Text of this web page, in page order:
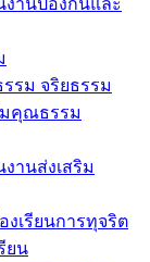
งานป้องกันและ
รม จริยธรรม
มคุณธรรม
านส่งเสริม
งเรียนการทุจริต
ยน